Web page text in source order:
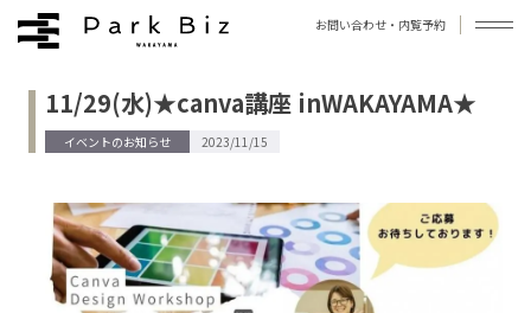
お問い合わせ・内覧予約
拠点について
ブログ
よくあるご質問
11/29(水)★canva講座 inWAKAYAMA★
イベントのお知らせ 2023/11/15